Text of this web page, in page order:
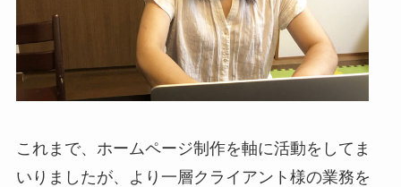
これまで、ホームページ制作を軸に活動をしてま
いりましたが、より一層クライアント様の業務を